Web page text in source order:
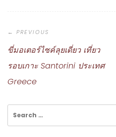
Navigation
ขี่มอเตอร์ไซค์ลุยเดี่ยว เที่ยว
รอบเกาะ Santorini ประเทศ
Greece
Search
for: